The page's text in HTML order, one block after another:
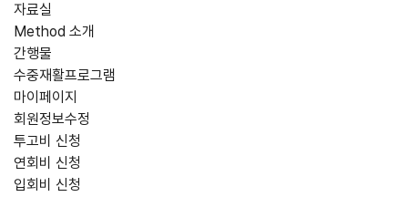
자료실
Method 소개
간행물
수중재활프로그램
마이페이지
회원정보수정
투고비 신청
연회비 신청
입회비 신청